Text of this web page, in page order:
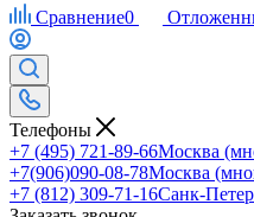
Сравнение0
Телефоны
+7 (495) 721-89-66Москва
+7(906)090-08-78Москва
+7 (812) 309-71-16Санк-